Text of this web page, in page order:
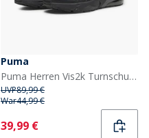
Puma
Puma Herren Vis2k Turnschuhe Puma Black
UVP89,99 €
War44,99 €
Current
39,99 €